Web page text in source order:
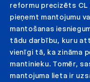
reformu precizēts CL
pieņemt mantojumu
mantošanas
tādu darbību, kuru
vienīgi tā, ka zināma
mantinieku. Tomēr,
mantojuma lieta ir